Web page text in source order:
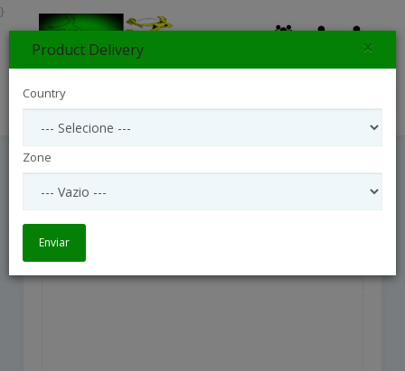
Tillandsia Plant
}
Product Delivery ×
Country
Zone
Enviar